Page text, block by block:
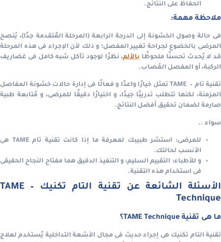
الحفاظ على النتائج.
ملاحظة مهمة:
فى حالة وصول الخشونة إلى الدرجة الرابعة (المرحلة المٌتقدمة جدًا)، يُنصح
المرضى بالخضوع لجراحة تغيير المفصل؛ و ذلك لأن الإجراء فى هذه المرحلة
قد لا يُحدث تحسنًا ملحوظًابالألم، نظرًا لوجود تآكل شبه كامل فى غضاريف
الركبة، أو المفصل المُصاب.
تقنية تام – TAME تمثل خيارًا واعدًا و فعالًا فى إدارة حالات خشونة المفاصل
المزمنة، لكنها تتطلب تدريبًا جيدًا، و اختيارًا دقيقًا للمرضى، و مُتابعة طبية
صارمة لضمان تحقيق أفضل النتائج.
سواء ..
للمرضى: استشر طبيبك لمعرفة ما إذا كانت تقنية تام TAME هى
الأنسب لحالتك.
و للأطباء: التقييم السليم، و التنفيذ الدقيق هما مفتاح النجاح الحقيقى
فى استخدام هذه التقنية.
الأسئلة الشائعة عن تقنية التام تكنيك – TAME
Technique
ما هى تقنية TAME Technique؟
تقنية التام تكنيك هى إجراء حديث فى مجال الأشعة التداخلية يُستخدم لعلاج